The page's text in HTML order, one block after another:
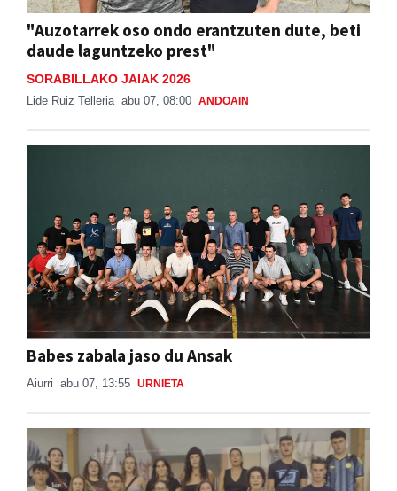
"Auzotarrek oso ondo erantzuten dute, beti
daude laguntzeko prest"
SORABILLAKO JAIAK 2026
Lide Ruiz Telleria abu 07, 08:00 ANDOAIN
Babes zabala jaso du Ansak
Aiurri abu 07, 13:55 URNIETA